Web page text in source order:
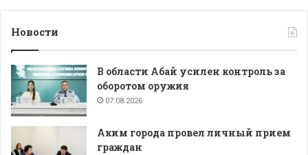
Новости
В области Абай усилен контроль за
оборотом оружия
07.08.2026
Аким города провел личный прием
граждан